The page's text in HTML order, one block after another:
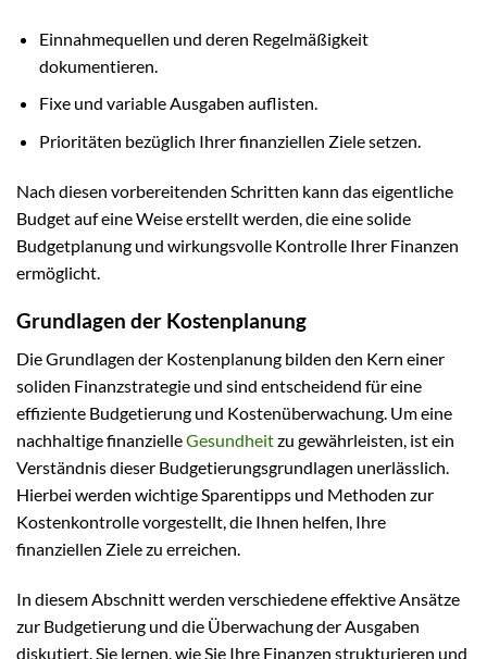
Einnahmequellen und deren Regelmäßigkeit
dokumentieren.
Fixe und variable Ausgaben auflisten.
Prioritäten bezüglich Ihrer finanziellen Ziele setzen.
Nach diesen vorbereitenden Schritten kann das eigentliche
Budget auf eine Weise erstellt werden, die eine solide
Budgetplanung und wirkungsvolle Kontrolle Ihrer Finanzen
ermöglicht.
Grundlagen der Kostenplanung
Die Grundlagen der Kostenplanung bilden den Kern einer
soliden Finanzstrategie und sind entscheidend für eine
effiziente Budgetierung und Kostenüberwachung. Um eine
nachhaltige finanzielleGesundheitzu gewährleisten, ist ein
Verständnis dieser Budgetierungsgrundlagen unerlässlich.
Hierbei werden wichtige Sparentipps und Methoden zur
Kostenkontrolle vorgestellt, die Ihnen helfen, Ihre
finanziellen Ziele zu erreichen.
In diesem Abschnitt werden verschiedene effektive Ansätze
zur Budgetierung und die Überwachung der Ausgaben
diskutiert. Sie lernen, wie Sie Ihre Finanzen strukturieren und